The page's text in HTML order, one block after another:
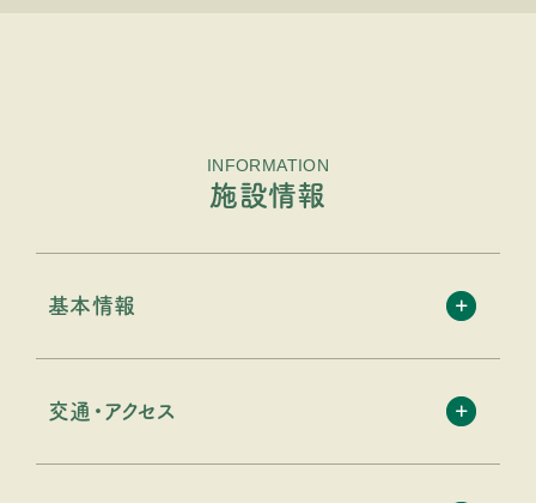
INFORMATION
施設情報
基本情報
交通・アクセス